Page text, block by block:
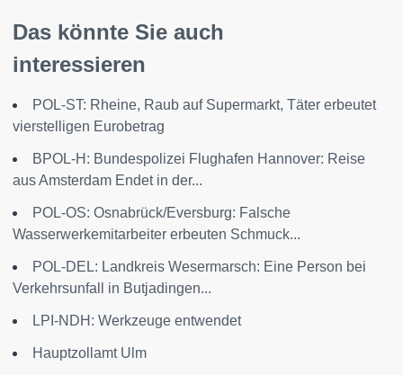
Das könnte Sie auch
interessieren
POL-ST: Rheine, Raub auf Supermarkt, Täter erbeutet
vierstelligen Eurobetrag
BPOL-H: Bundespolizei Flughafen Hannover: Reise
aus Amsterdam Endet in der...
POL-OS: Osnabrück/Eversburg: Falsche
Wasserwerkemitarbeiter erbeuten Schmuck...
POL-DEL: Landkreis Wesermarsch: Eine Person bei
Verkehrsunfall in Butjadingen...
LPI-NDH: Werkzeuge entwendet
Hauptzollamt Ulm